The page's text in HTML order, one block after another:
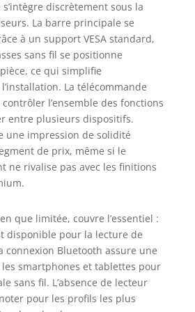
W. Remplissez la
pièce de son et
plongez plus
profondément
dans l'expérience.
Soyons bruyants
avec. [Dolby
Atmos et DTS : X]
Écoutez et
ressentez plus
avec le son DTS:X
et Dolby Atmos.
directions, pour
vous entourer et
vous plonger dans
l'action. [Caisson
de basses sans fil
de 16,5 cm inclus]
Ce caisson de
discrètement sous la
La barre principale se
à un support VESA standard,
sans fil se positionne
ce qui simplifie
La télécommande
l’ensemble des fonctions
entre plusieurs dispositifs.
une impression de solidité
de prix, même si le
ne rivalise pas avec les finitions
que limitée, couvre l’essentiel :
disponible pour la lecture de
connexion Bluetooth assure une
smartphones et tablettes pour
sans fil. L’absence de lecteur
pour les profils les plus